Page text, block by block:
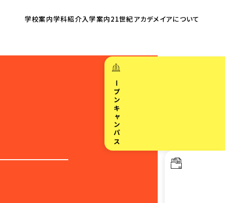
オープンキャンパス
学校案内学科紹介入学案内21世紀アカデメイアについて